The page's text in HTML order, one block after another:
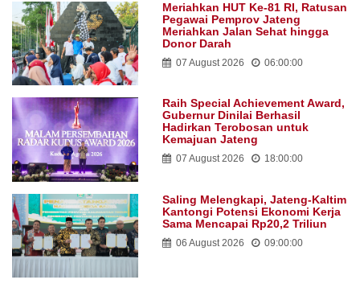
Meriahkan HUT Ke-81 RI, Ratusan
Pegawai Pemprov Jateng
Meriahkan Jalan Sehat hingga
Donor Darah
07 August 2026 06:00:00
Raih Special Achievement Award,
Gubernur Dinilai Berhasil
Hadirkan Terobosan untuk
Kemajuan Jateng
07 August 2026 18:00:00
Saling Melengkapi, Jateng-Kaltim
Kantongi Potensi Ekonomi Kerja
Sama Mencapai Rp20,2 Triliun
06 August 2026 09:00:00